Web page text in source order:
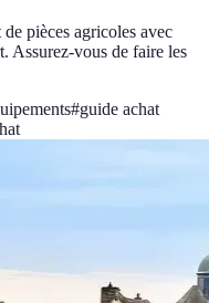
pièces agricoles avec
Assurez-vous de faire les
#guide achat